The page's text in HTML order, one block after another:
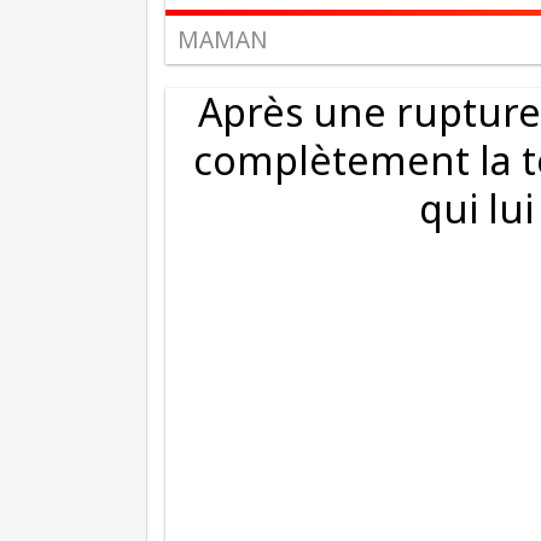
MAMAN
Après une
complètement la
qui